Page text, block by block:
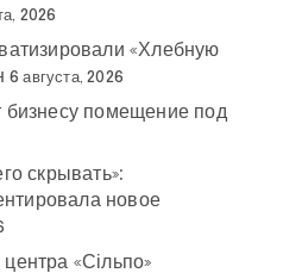
2026
«Хлебную
6 августа, 2026
бизнесу помещение под
скрывать»:
новое
«Сільпо»